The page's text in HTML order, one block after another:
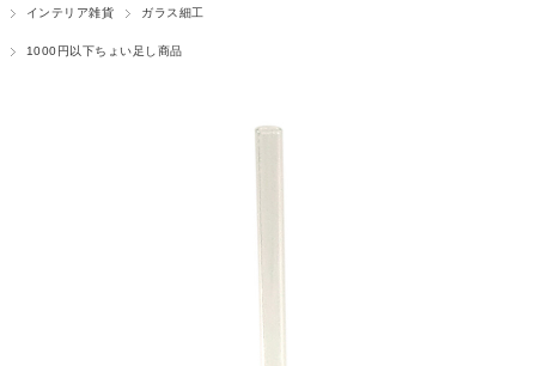
インテリア雑貨 ガラス細工
1000円以下ちょい足し商品